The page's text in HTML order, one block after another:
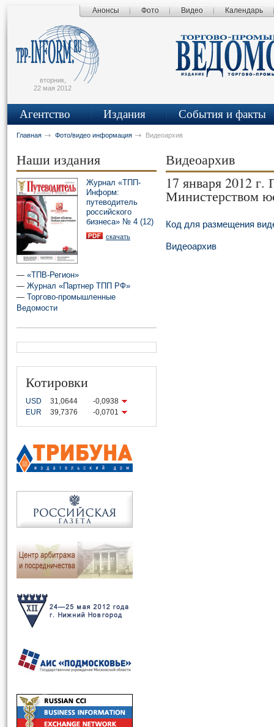
Анонсы Фото Видео Календарь
вторник,
22 мая 2012
Агентство Издания События и факты
Главная Фото/видео информация Видеоархив
Наши издания
Журнал «ТПП-
Информ:
путеводитель
российского
бизнеса» № 4 (12)
скачать
— «ТПВ-Регион»
— Журнал «Партнер ТПП РФ»
— Торгово-промышленные
Ведомости
Котировки
USD 31,0644
-0,0938
EUR
39,7376 -0,0701
Видеоархив
17 января 2012 г.
Министерством
Код для размещения
Видеоархив